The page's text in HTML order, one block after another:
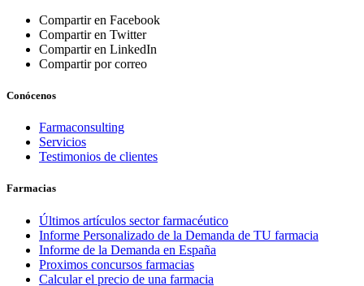
Compartir en Facebook
Compartir en Twitter
Compartir en LinkedIn
Compartir por correo
Conócenos
Farmaconsulting
Servicios
Testimonios de clientes
Farmacias
Últimos artículos sector farmacéutico
Informe Personalizado de la Demanda de TU farmacia
Informe de la Demanda en España
Proximos concursos farmacias
Calcular el precio de una farmacia